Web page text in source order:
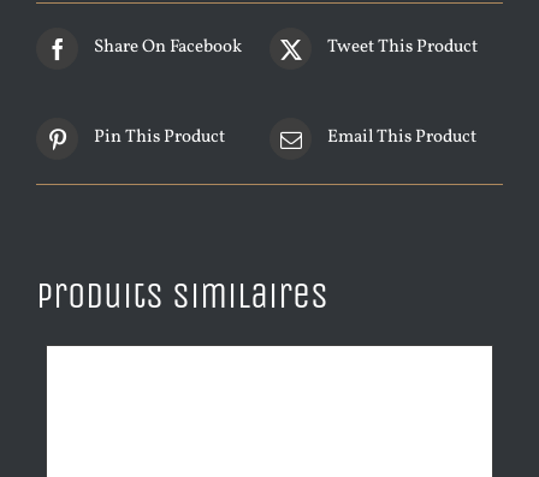
Share On Facebook Tweet This Product
Pin This Product Email This Product
Produits similaires